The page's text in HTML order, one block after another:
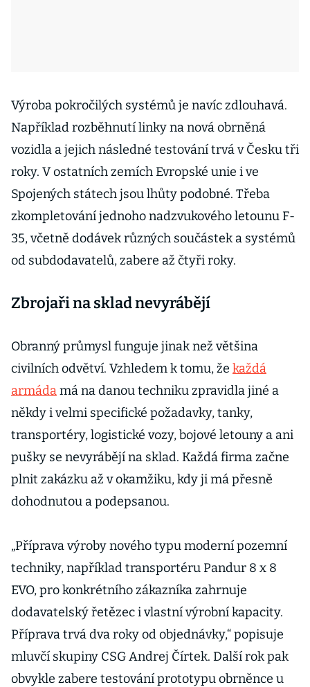
Výroba pokročilých systémů je navíc zdlouhavá.
Například rozběhnutí linky na nová obrněná
vozidla a jejich následné testování trvá v Česku tři
roky. V ostatních zemích Evropské unie i ve
Spojených státech jsou lhůty podobné. Třeba
zkompletování jednoho nadzvukového letounu F-
35, včetně dodávek různých součástek a systémů
od subdodavatelů, zabere až čtyři roky.
Zbrojaři na sklad nevyrábějí
Obranný průmysl funguje jinak než většina
civilních odvětví. Vzhledem k tomu, že každá
armádamá na danou techniku zpravidla jiné a
někdy i velmi specifické požadavky, tanky,
transportéry, logistické vozy, bojové letouny a ani
pušky se nevyrábějí na sklad. Každá firma začne
plnit zakázku až v okamžiku, kdy ji má přesně
dohodnutou a podepsanou.
„Příprava výroby nového typu moderní pozemní
techniky, například transportéru Pandur 8 x 8
EVO, pro konkrétního zákazníka zahrnuje
dodavatelský řetězec i vlastní výrobní kapacity.
Příprava trvá dva roky od objednávky,“ popisuje
mluvčí skupiny CSG Andrej Čírtek. Další rok pak
obvykle zabere testování prototypu obrněnce u